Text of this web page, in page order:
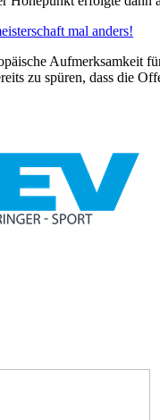
mal anders!
Aufmerksamkeit
zu spüren, dass die